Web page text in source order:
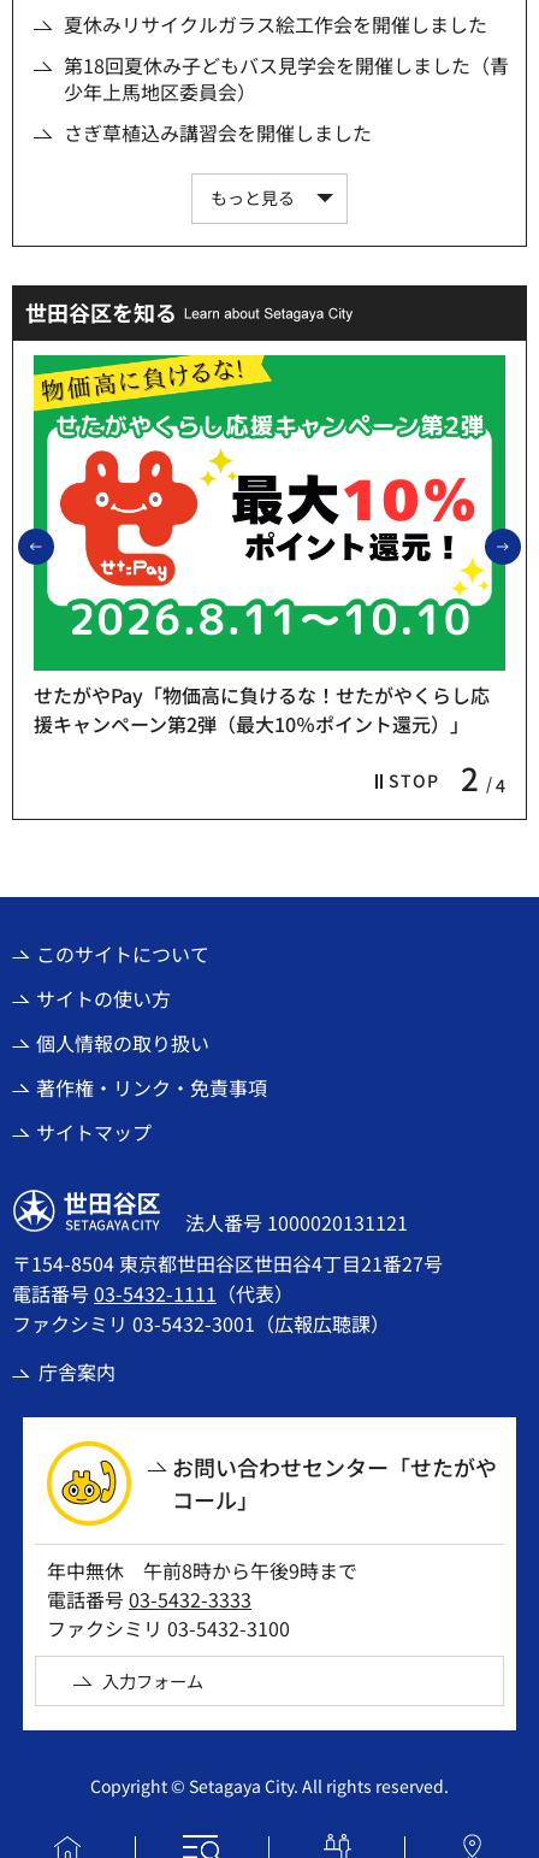
夏休みリサイクルガラス絵工作会を開催しました
第18回夏休み子どもバス見学会を開催しました（青
少年上馬地区委員会）
さぎ草植込み講習会を開催しました
もっと見る
世田谷区を知る
前のスライドを表示
STOP 2 4
せたがやPay「物価高に負けるな！せたがやくらし応
援キャンペーン第2弾（最大10％ポイント還元）」
このサイトについて
サイトの使い方
個人情報の取り扱い
著作権・リンク・免責事項
サイトマップ
世田谷区
法人番号 1000020131121
〒154-8504 東京都世田谷区世田谷4丁目21番27号
電話番号03-5432-1111 （代表）
ファクシミリ 03-5432-3001（広報広聴課）
庁舎案内
お問い合わせセンター「せたがや
コール」
年中無休 午前8時から午後9時まで
電話番号03-5432-3333
ファクシミリ 03-5432-3100
入力フォーム
Copyright © Setagaya City. All rights reserved.